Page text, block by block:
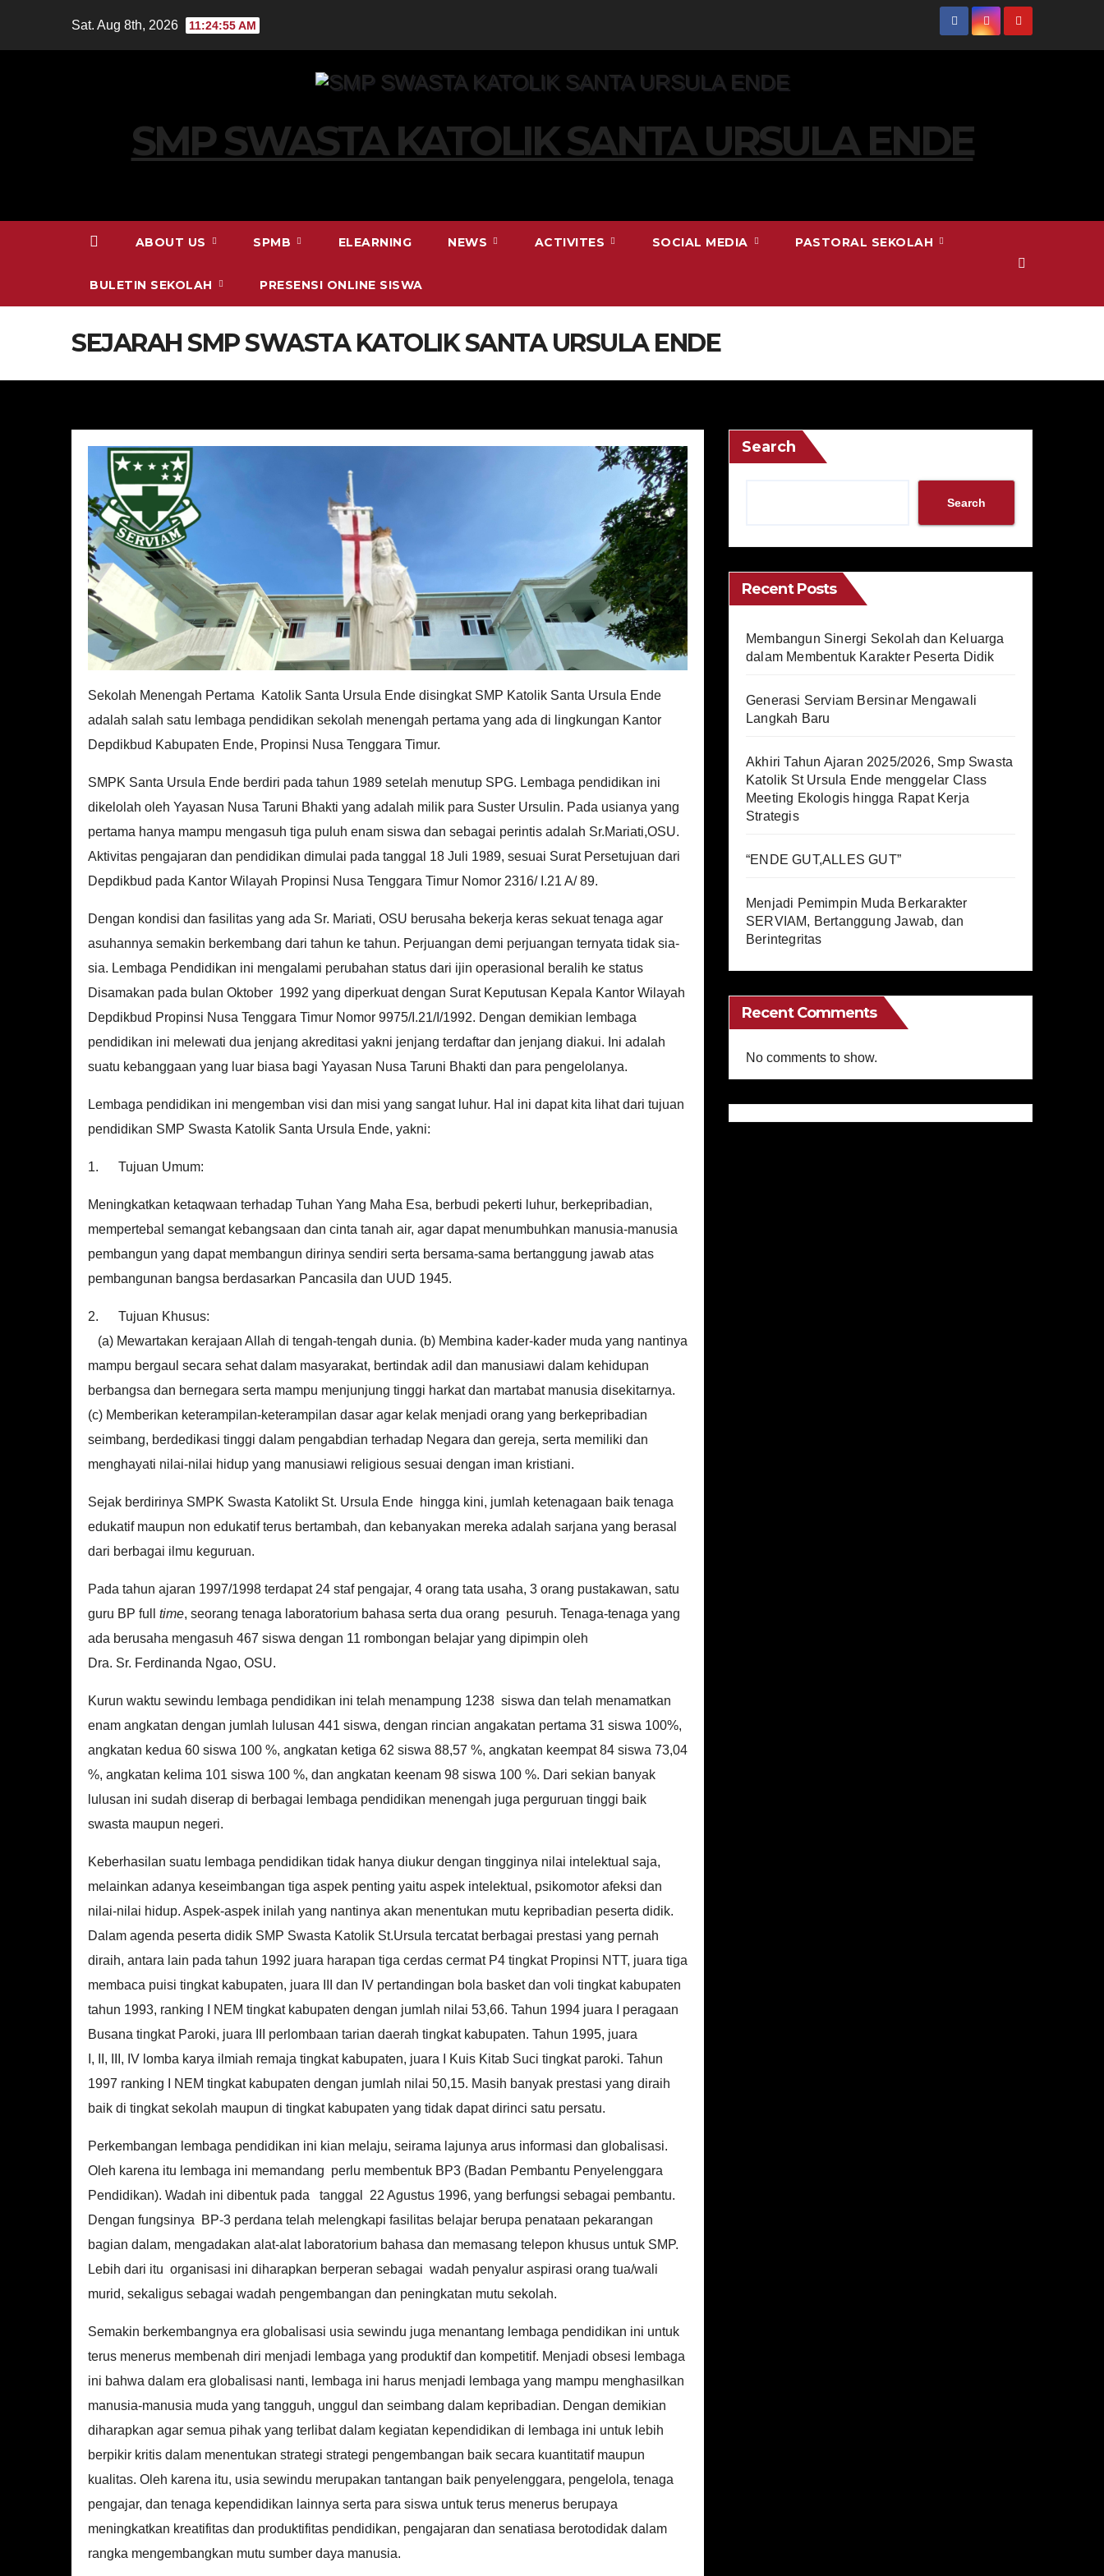
Sat. Aug 8th, 2026 11:24:56 AM
SMP SWASTA KATOLIK SANTA URSULA ENDE
ABOUT US SPMB ELEARNING NEWS ACTIVITES SOCIAL MEDIA PASTORAL SEKOLAH
BULETIN SEKOLAH PRESENSI ONLINE SISWA
SEJARAH SMP SWASTA KATOLIK SANTA URSULA ENDE
Sekolah Menengah Pertama Katolik Santa Ursula Ende disingkat SMP Katolik Santa Ursula Ende
adalah salah satu lembaga pendidikan sekolah menengah pertama yang ada di lingkungan Kantor
Depdikbud Kabupaten Ende, Propinsi Nusa Tenggara Timur.
SMPK Santa Ursula Ende berdiri pada tahun 1989 setelah menutup SPG. Lembaga pendidikan ini
dikelolah oleh Yayasan Nusa Taruni Bhakti yang adalah milik para Suster Ursulin. Pada usianya yang
pertama hanya mampu mengasuh tiga puluh enam siswa dan sebagai perintis adalah Sr.Mariati,OSU.
Aktivitas pengajaran dan pendidikan dimulai pada tanggal 18 Juli 1989, sesuai Surat Persetujuan dari
Depdikbud pada Kantor Wilayah Propinsi Nusa Tenggara Timur Nomor 2316/ I.21 A/ 89.
Dengan kondisi dan fasilitas yang ada Sr. Mariati, OSU berusaha bekerja keras sekuat tenaga agar
asuhannya semakin berkembang dari tahun ke tahun. Perjuangan demi perjuangan ternyata tidak sia-
sia. Lembaga Pendidikan ini mengalami perubahan status dari ijin operasional beralih ke status
Disamakan pada bulan Oktober 1992 yang diperkuat dengan Surat Keputusan Kepala Kantor Wilayah
Depdikbud Propinsi Nusa Tenggara Timur Nomor 9975/I.21/I/1992. Dengan demikian lembaga
pendidikan ini melewati dua jenjang akreditasi yakni jenjang terdaftar dan jenjang diakui. Ini adalah
suatu kebanggaan yang luar biasa bagi Yayasan Nusa Taruni Bhakti dan para pengelolanya.
Lembaga pendidikan ini mengemban visi dan misi yang sangat luhur. Hal ini dapat kita lihat dari tujuan
pendidikan SMP Swasta Katolik Santa Ursula Ende, yakni:
1. Tujuan Umum:
Meningkatkan ketaqwaan terhadap Tuhan Yang Maha Esa, berbudi pekerti luhur, berkepribadian,
mempertebal semangat kebangsaan dan cinta tanah air, agar dapat menumbuhkan manusia-manusia
pembangun yang dapat membangun dirinya sendiri serta bersama-sama bertanggung jawab atas
pembangunan bangsa berdasarkan Pancasila dan UUD 1945.
2. Tujuan Khusus:
(a) Mewartakan kerajaan Allah di tengah-tengah dunia. (b) Membina kader-kader muda yang nantinya
mampu bergaul secara sehat dalam masyarakat, bertindak adil dan manusiawi dalam kehidupan
berbangsa dan bernegara serta mampu menjunjung tinggi harkat dan martabat manusia disekitarnya.
(c) Memberikan keterampilan-keterampilan dasar agar kelak menjadi orang yang berkepribadian
seimbang, berdedikasi tinggi dalam pengabdian terhadap Negara dan gereja, serta memiliki dan
menghayati nilai-nilai hidup yang manusiawi religious sesuai dengan iman kristiani.
Sejak berdirinya SMPK Swasta Katolikt St. Ursula Ende hingga kini, jumlah ketenagaan baik tenaga
edukatif maupun non edukatif terus bertambah, dan kebanyakan mereka adalah sarjana yang berasal
dari berbagai ilmu keguruan.
Pada tahun ajaran 1997/1998 terdapat 24 staf pengajar, 4 orang tata usaha, 3 orang pustakawan, satu
guru BP full time, seorang tenaga laboratorium bahasa serta dua orang pesuruh. Tenaga-tenaga yang
ada berusaha mengasuh 467 siswa dengan 11 rombongan belajar yang dipimpin oleh
Dra. Sr. Ferdinanda Ngao, OSU.
Kurun waktu sewindu lembaga pendidikan ini telah menampung 1238 siswa dan telah menamatkan
enam angkatan dengan jumlah lulusan 441 siswa, dengan rincian angakatan pertama 31 siswa 100%,
angkatan kedua 60 siswa 100 %, angkatan ketiga 62 siswa 88,57 %, angkatan keempat 84 siswa 73,04
%, angkatan kelima 101 siswa 100 %, dan angkatan keenam 98 siswa 100 %. Dari sekian banyak
lulusan ini sudah diserap di berbagai lembaga pendidikan menengah juga perguruan tinggi baik
swasta maupun negeri.
Keberhasilan suatu lembaga pendidikan tidak hanya diukur dengan tingginya nilai intelektual saja,
melainkan adanya keseimbangan tiga aspek penting yaitu aspek intelektual, psikomotor afeksi dan
nilai-nilai hidup. Aspek-aspek inilah yang nantinya akan menentukan mutu kepribadian peserta didik.
Dalam agenda peserta didik SMP Swasta Katolik St.Ursula tercatat berbagai prestasi yang pernah
diraih, antara lain pada tahun 1992 juara harapan tiga cerdas cermat P4 tingkat Propinsi NTT, juara tiga
membaca puisi tingkat kabupaten, juara III dan IV pertandingan bola basket dan voli tingkat kabupaten
tahun 1993, ranking I NEM tingkat kabupaten dengan jumlah nilai 53,66. Tahun 1994 juara I peragaan
Busana tingkat Paroki, juara III perlombaan tarian daerah tingkat kabupaten. Tahun 1995, juara
I, II, III, IV lomba karya ilmiah remaja tingkat kabupaten, juara I Kuis Kitab Suci tingkat paroki. Tahun
1997 ranking I NEM tingkat kabupaten dengan jumlah nilai 50,15. Masih banyak prestasi yang diraih
baik di tingkat sekolah maupun di tingkat kabupaten yang tidak dapat dirinci satu persatu.
Perkembangan lembaga pendidikan ini kian melaju, seirama lajunya arus informasi dan globalisasi.
Oleh karena itu lembaga ini memandang perlu membentuk BP3 (Badan Pembantu Penyelenggara
Pendidikan). Wadah ini dibentuk pada tanggal 22 Agustus 1996, yang berfungsi sebagai pembantu.
Dengan fungsinya BP-3 perdana telah melengkapi fasilitas belajar berupa penataan pekarangan
bagian dalam, mengadakan alat-alat laboratorium bahasa dan memasang telepon khusus untuk SMP.
Lebih dari itu organisasi ini diharapkan berperan sebagai wadah penyalur aspirasi orang tua/wali
murid, sekaligus sebagai wadah pengembangan dan peningkatan mutu sekolah.
Semakin berkembangnya era globalisasi usia sewindu juga menantang lembaga pendidikan ini untuk
terus menerus membenah diri menjadi lembaga yang produktif dan kompetitif. Menjadi obsesi lembaga
ini bahwa dalam era globalisasi nanti, lembaga ini harus menjadi lembaga yang mampu menghasilkan
manusia-manusia muda yang tangguh, unggul dan seimbang dalam kepribadian. Dengan demikian
diharapkan agar semua pihak yang terlibat dalam kegiatan kependidikan di lembaga ini untuk lebih
berpikir kritis dalam menentukan strategi strategi pengembangan baik secara kuantitatif maupun
kualitas. Oleh karena itu, usia sewindu merupakan tantangan baik penyelenggara, pengelola, tenaga
pengajar, dan tenaga kependidikan lainnya serta para siswa untuk terus menerus berupaya
meningkatkan kreatifitas dan produktifitas pendidikan, pengajaran dan senatiasa berotodidak dalam
rangka mengembangkan mutu sumber daya manusia.
Search
Search
Recent Posts
Membangun Sinergi Sekolah dan Keluarga
dalam Membentuk Karakter Peserta Didik
Generasi Serviam Bersinar Mengawali
Langkah Baru
Akhiri Tahun Ajaran 2025/2026, Smp Swasta
Katolik St Ursula Ende menggelar Class
Meeting Ekologis hingga Rapat Kerja
Strategis
“ENDE GUT,ALLES GUT”
Menjadi Pemimpin Muda Berkarakter
SERVIAM, Bertanggung Jawab, dan
Berintegritas
Recent Comments
No comments to show.